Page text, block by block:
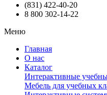
(831) 422-40-20
8 800 302-14-22
Меню
Главная
О нас
Каталог
Интерактивные
Мебель для учебных